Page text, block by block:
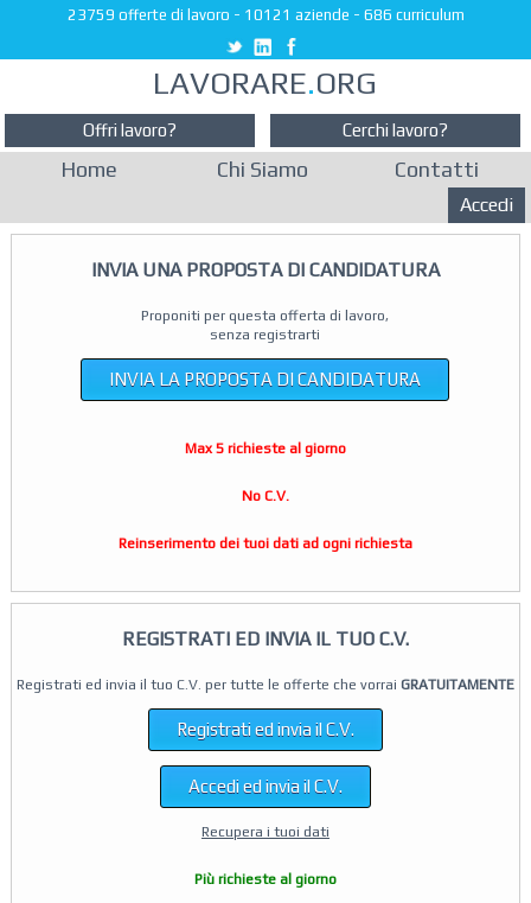
23759 offerte di lavoro - 10121 aziende - 686 curriculum
LAVORARE.ORG
Offri lavoro? Cerchi lavoro?
Home Chi Siamo Contatti
Accedi
INVIA UNA PROPOSTA DI CANDIDATURA
Proponiti per questa offerta di lavoro,
senza registrarti
INVIA LA PROPOSTA DI CANDIDATURA
Max 5 richieste al giorno
No C.V.
Reinserimento dei tuoi dati ad ogni richiesta
REGISTRATI ED INVIA IL TUO C.V.
Registrati ed invia il tuo C.V. per tutte le offerte che vorrai GRATUITAMENTE
Registrati ed invia il C.V.
Accedi ed invia il C.V.
Recupera i tuoi dati
Più richieste al giorno